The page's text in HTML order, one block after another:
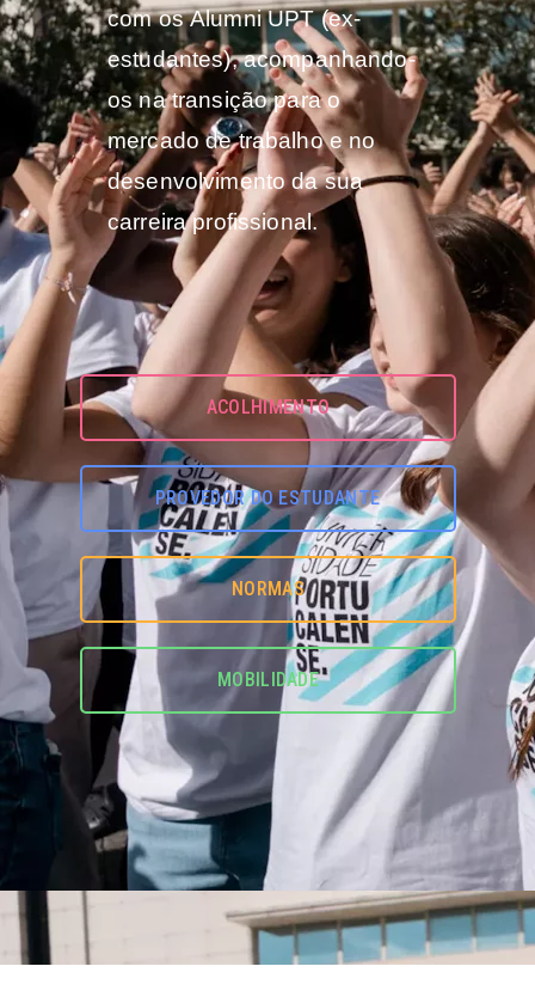
com os Alumni UPT (ex-
estudantes), acompanhando-
os na transição para o
mercado de trabalho e no
desenvolvimento da sua
carreira profissional.
ACOLHIMENTO
PROVEDOR DO ESTUDANTE
NORMAS
MOBILIDADE